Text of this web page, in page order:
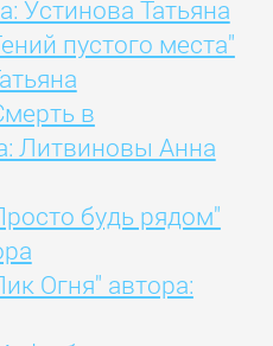
Устинова Татьяна
пустого места"
в
Литвиновы Анна
будь рядом"
Огня" автора: